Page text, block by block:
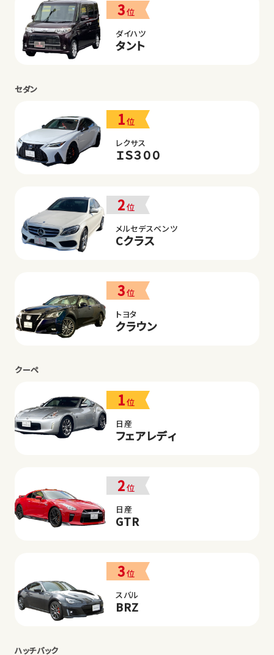
3位
ダイハツ
タント
セダン
1位
レクサス
ＩＳ３００
2位
メルセデスベンツ
Cクラス
3位
トヨタ
クラウン
クーペ
1位
日産
フェアレディ
2位
日産
GTR
3位
スバル
BRZ
ハッチバック